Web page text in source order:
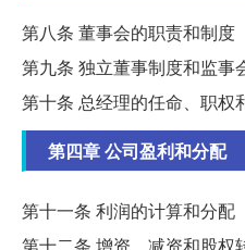
第八条 董事会的职责和制度
第九条 独立董事制度和监事
第十条 总经理的任命、职权
第四章 公司盈利和分配
第十一条 利润的计算和分配
第十二条 增资、减资和股权